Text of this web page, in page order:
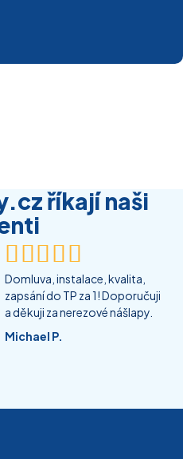
říkají naši

Domluva, instalace, kvalita,
zapsání do TP za 1! Doporučuji
a děkuji za nerezové nášlapy.
Michael P.